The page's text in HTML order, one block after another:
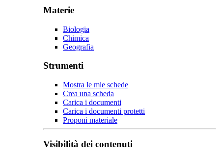
Materie
Biologia
Chimica
Geografia
Strumenti
Mostra le mie schede
Crea una scheda
Carica i documenti
Carica i documenti protetti
Proponi materiale
Visibilità dei contenuti